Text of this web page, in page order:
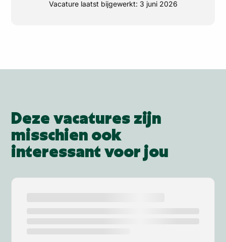
Vacature laatst bijgewerkt: 3 juni 2026
Deze vacatures zijn
misschien ook
interessant voor jou